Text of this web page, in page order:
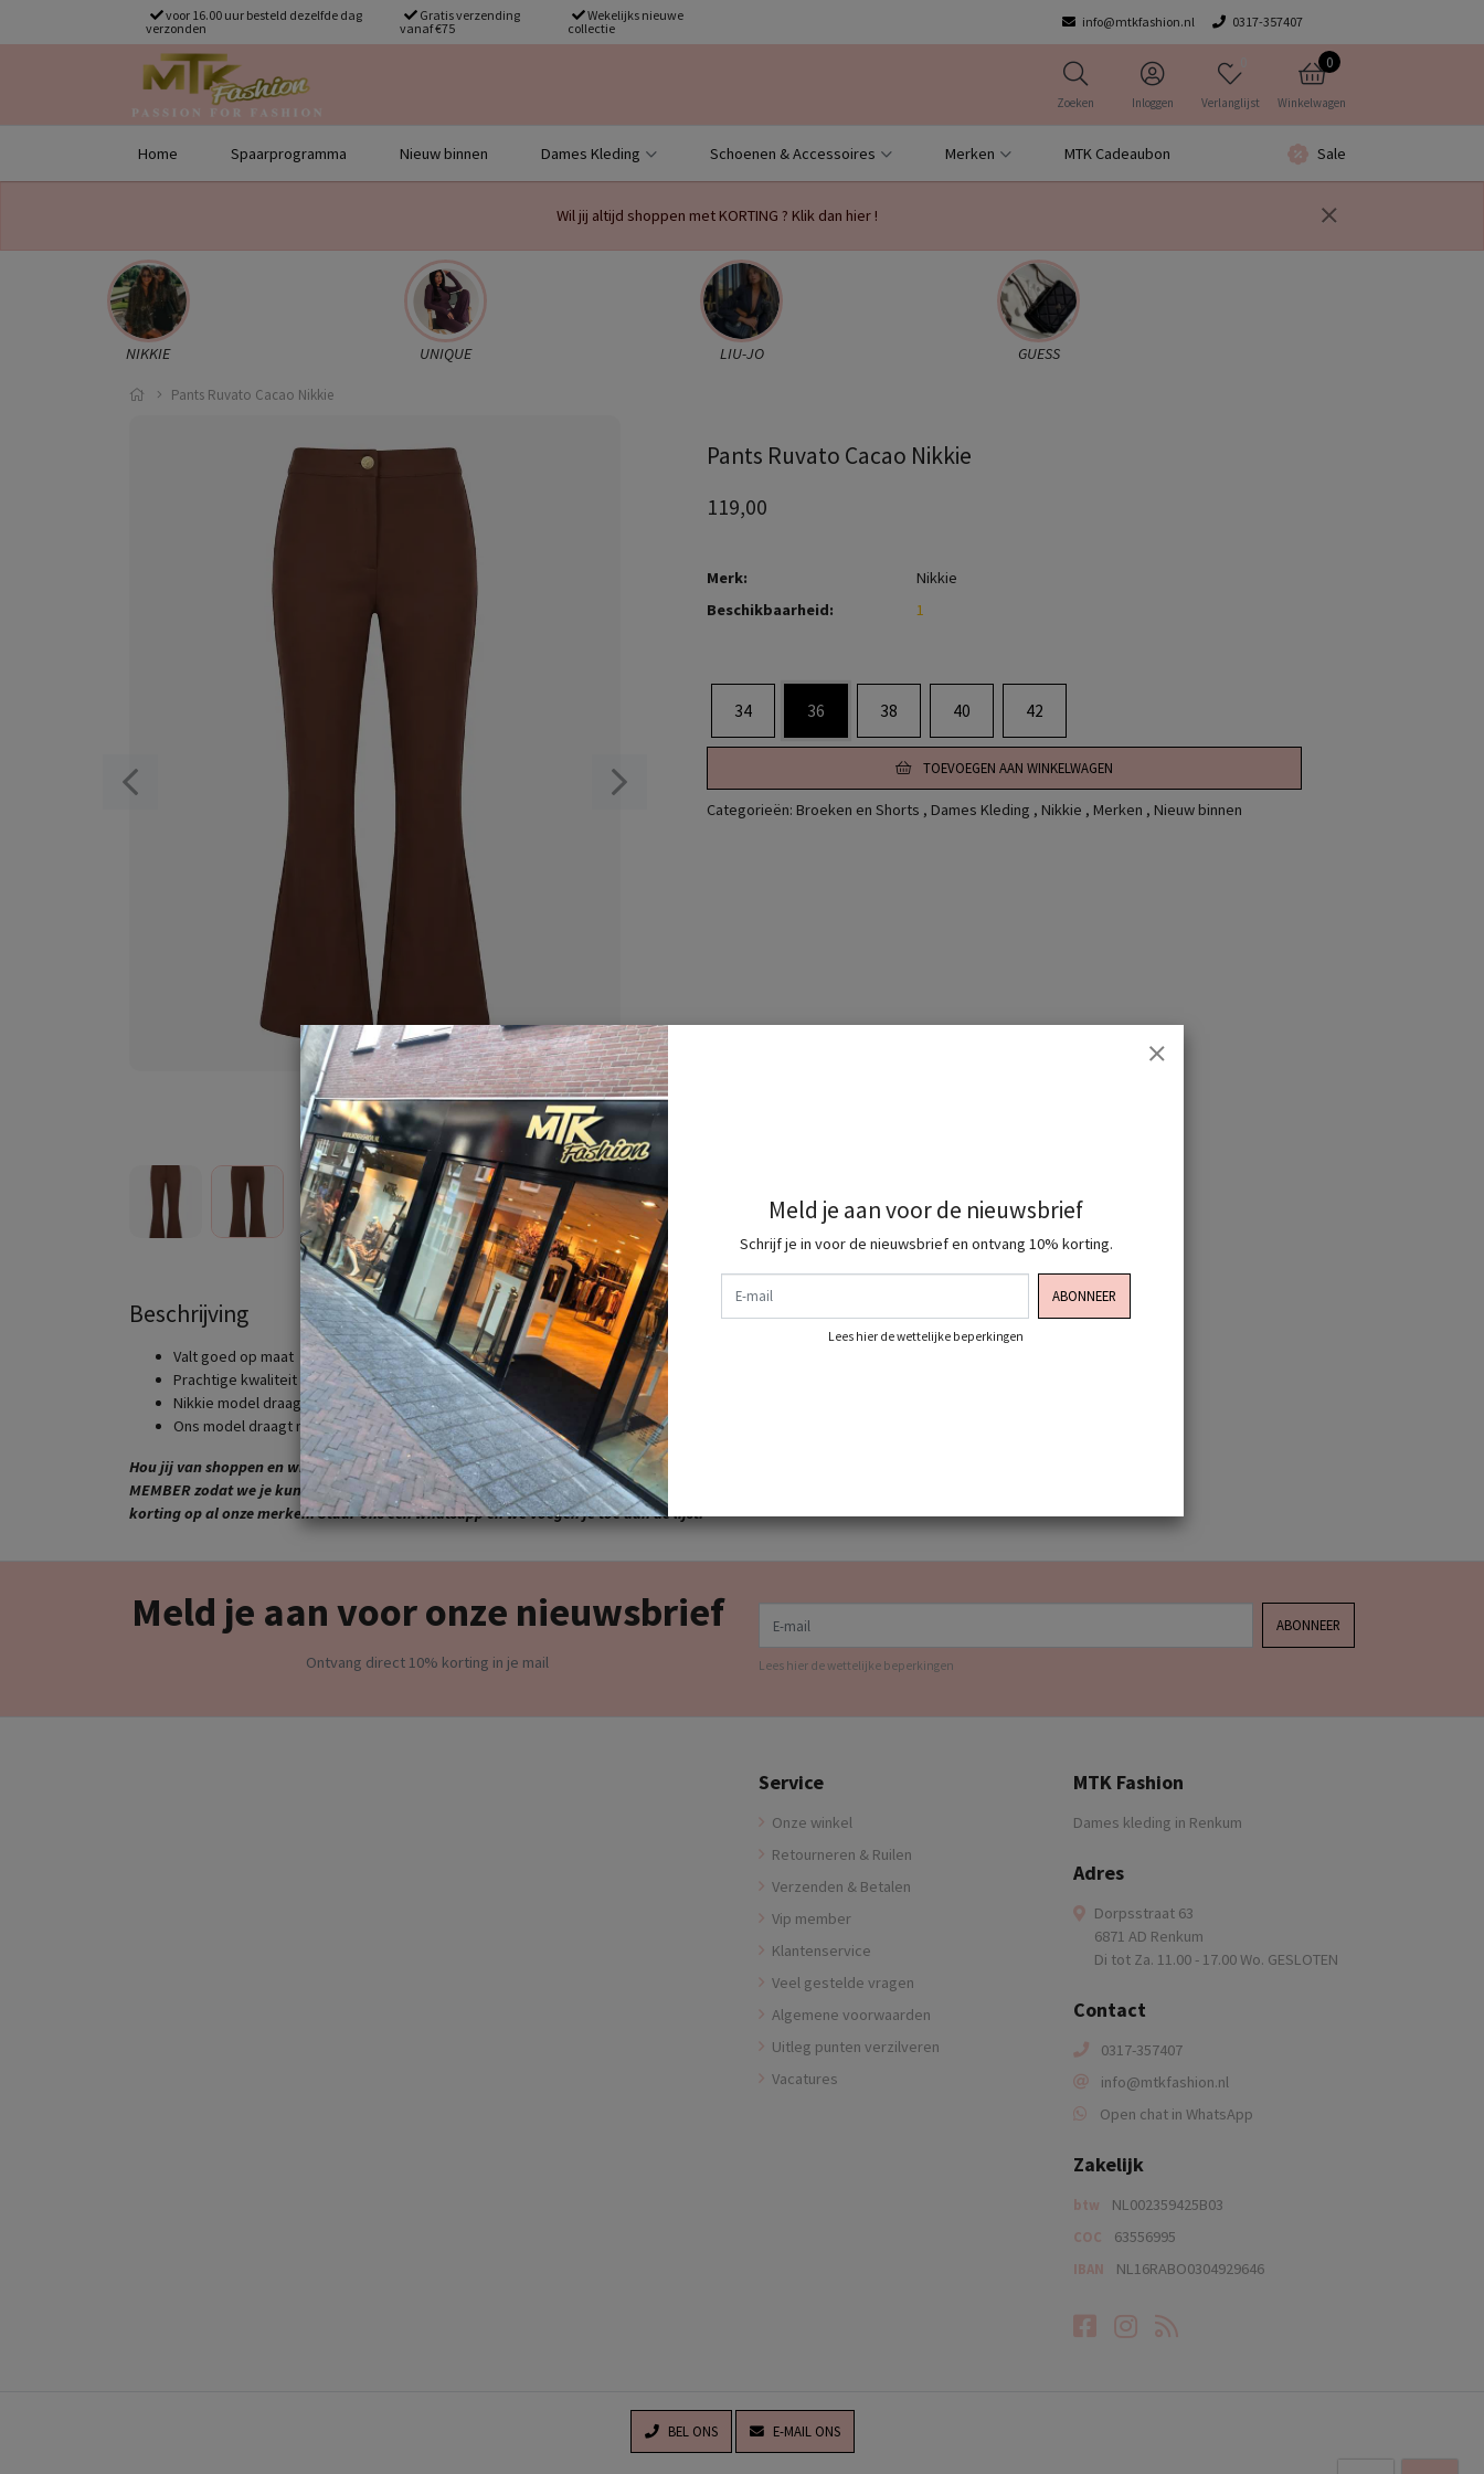
voor 16.00 uur besteld dezelfde dag
verzonden
Gratis verzending
vanaf €75
Wekelijks nieuwe
collectie
info@mtkfashion.nl 0317-357407
Zoeken Inloggen Verlanglijst
0
Winkelwagen
Home Spaarprogramma Nieuw binnen Dames Kleding Schoenen & Accessoires Merken MTK Cadeaubon Sale
Wil jij altijd shoppen met KORTING ? Klik dan hier !
NIKKIE UNIQUE LIU-JO GUESS
Pants Ruvato Cacao Nikkie
Pants Ruvato Cacao Nikkie
119,00
Merk:
Nikkie
Beschikbaarheid:
1
34 36 38 40 42
TOEVOEGEN AAN WINKELWAGEN
Categorieën: Broeken en Shorts , Dames Kleding , Nikkie , Merken , Nieuw binnen
Beschrijving
Valt goed op maat
Prachtige kwaliteit
Nikkie model draagt maat 34
Ons model draagt maat 36
Hou jij van shoppen en wil jij dit altijd graag bij MTK Fashion doen ? Meld je dan snel aan als VIP
MEMBER zodat we je kunnen toevoegen aan onze VIP LIJST want dan ontvang je standaard 10%
korting op al onze merken. Stuur ons een whatsapp en we voegen je toe aan de lijst.
Meld je aan voor onze nieuwsbrief
Ontvang direct 10% korting in je mail
E-mail
ABONNEER
Lees hier de wettelijke beperkingen
Service
Onze winkel
Retourneren & Ruilen
Verzenden & Betalen
Vip member
Klantenservice
Veel gestelde vragen
Algemene voorwaarden
Uitleg punten verzilveren
Vacatures
MTK Fashion
Dames kleding in Renkum
Adres
Dorpsstraat 63
6871 AD Renkum
Di tot Za. 11.00 - 17.00 Wo. GESLOTEN
Contact
0317-357407
info@mtkfashion.nl
Open chat in WhatsApp
Zakelijk
btw NL002359425B03
COC 63556995
IBAN NL16RABO0304929646
Facebook
Instagram
RSS-feed
BEL ONS E-MAIL ONS
Meld je aan voor de nieuwsbrief
Schrijf je in voor de nieuwsbrief en ontvang 10% korting.
E-mail
ABONNEER
Lees hier de wettelijke beperkingen